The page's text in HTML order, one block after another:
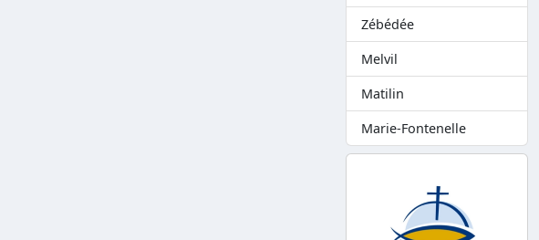
Zébédée
Melvil
Matilin
Marie-Fontenelle